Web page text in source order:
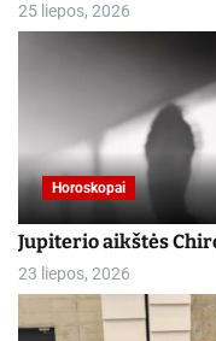
25 liepos, 2026
Horoskopai
Jupiterio aikštės
23 liepos, 2026